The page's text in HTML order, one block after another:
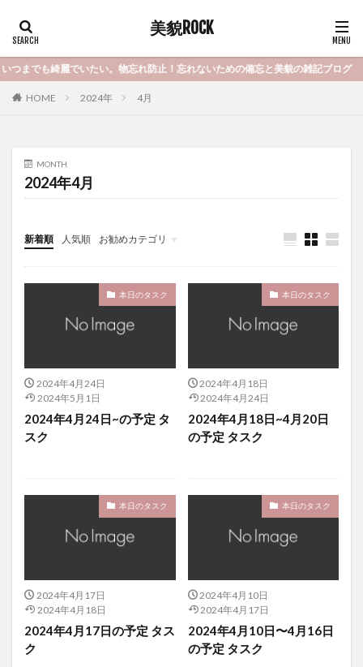
美貌ROCK
までも綺麗でいたい。物忘れ防止！忘れないための備忘と美貌の雑記ブログ
HOME 2024年 4月
MONTH
2024年4月
新着順 人気順 お勧めカテゴリ
未分類
本日のタスク
2024年4月24日
2024年5月1日
2024年4月24日~の予定 タ
スク
本日のタスク
2024年4月18日
2024年4月24日
2024年4月18日~4月20日
の予定 タスク
本日のタスク
2024年4月17日
2024年4月18日
2024年4月17日の予定 タス
ク
本日のタスク
2024年4月10日
2024年4月17日
2024年4月10日〜4月16日
の予定 タスク